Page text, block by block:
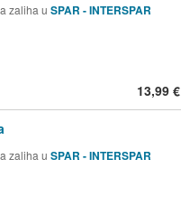
zaliha u SPAR - INTERSPAR
13,99 €
zaliha u SPAR - INTERSPAR